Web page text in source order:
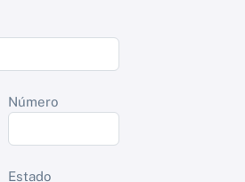
Número
Estado